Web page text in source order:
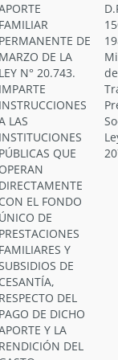
FAMILIAR
PERMANENTE DE
MARZO DE LA
LEY N° 20.743.
IMPARTE
INSTRUCCIONES
LAS
INSTITUCIONES
PÚBLICAS QUE
OPERAN
DIRECTAMENTE
CON EL FONDO
ÚNICO DE
PRESTACIONES
FAMILIARES Y
DE
CESANTÍA,
RESPECTO DEL
PAGO DE DICHO
Y LA
RENDICIÓN DEL